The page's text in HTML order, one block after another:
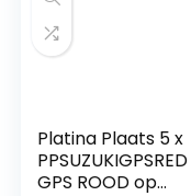
Platina Plaats 5 x
PPSUZUKIGPSRED
GPS ROOD op